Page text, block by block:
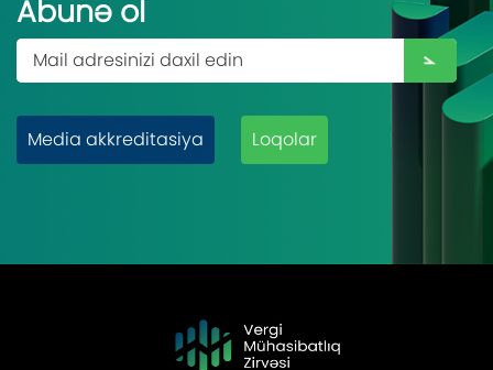
Abunə ol
Media akkreditasiya Loqolar